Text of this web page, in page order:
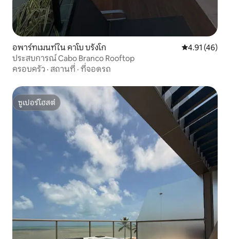
อพาร์ทเมนท์ใน คาโบ บรังโก คะแนนเฉลี่ย
4.91 (46)
ประสบการณ์ Cabo Branco Rooftop
ครอบครัว · สถานที่ · ที่จอดรถ
ซูเปอร์โฮสต์
ซูเปอร์โฮสต์